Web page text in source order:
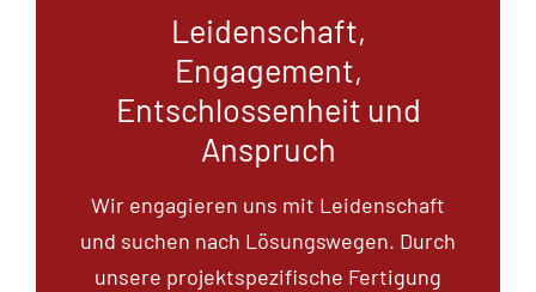
Leidenschaft,
Engagement,
Entschlossenheit und
Anspruch
Wir engagieren uns mit Leidenschaft
und suchen nach Lösungswegen. Durch
unsere projektspezifische Fertigung